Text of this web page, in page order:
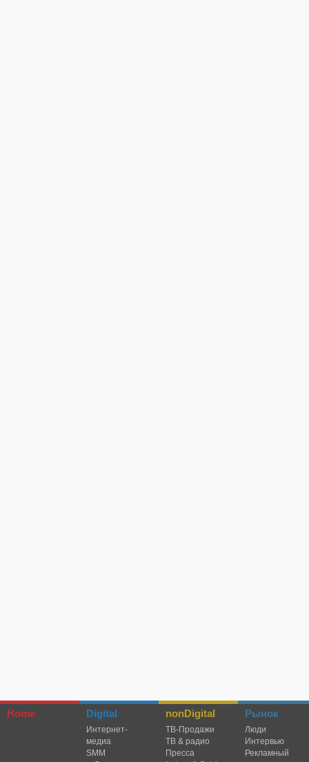
Home Digital
Интернет-
медиа
SMM
nonDigital
TВ-Продажи
ТВ & радио
Пресса
Рынок
Люди
Интервью
Рекламный